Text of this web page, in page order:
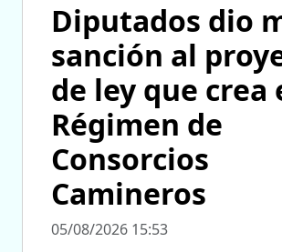
Diputados dio
sanción al
de ley que crea
Régimen de
Consorcios
Camineros
05/08/2026 15:53